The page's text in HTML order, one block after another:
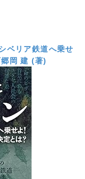
ベリア鉄道へ乗せ
岡 建 (著)